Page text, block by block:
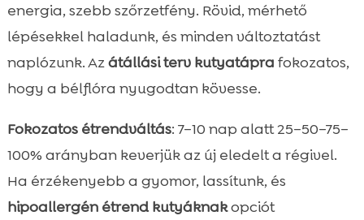
energia, szebb szőrzetfény. Rövid, mérhető
lépésekkel haladunk, és minden változtatást
naplózunk. Azátállási terv kutyatápra fokozatos,
hogy a bélflóra nyugodtan kövesse.
Fokozatos étrendváltás: 7–10 nap alatt 25–50–75–
100% arányban keverjük az új eledelt a régivel.
Ha érzékenyebb a gyomor, lassítunk, és
hipoallergén étrend kutyáknakopciót